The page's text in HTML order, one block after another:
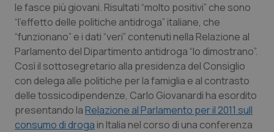
Friuli Venezia Giulia
Lazio
Liguria
Lombardia
Dermatite Atopica
Diabete & glucometri
Disturbi dell’umore
Dolore
le fasce più giovani. Risultati “molto positivi” che sono
“l'effetto delle politiche antidroga” italiane, che
“funzionano” e i dati “veri” contenuti nella Relazione al
Parlamento del Dipartimento antidroga “lo dimostrano”.
Così il sottosegretario alla presidenza del Consiglio
con delega alle politiche per la famiglia e al contrasto
delle tossicodipendenze, Carlo Giovanardi ha esordito
presentando laRelazione al Parlamento per il 2011 sull
consumo di droga in Italia nel corso di una conferenza